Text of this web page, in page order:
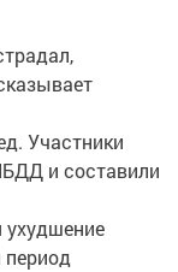
Участники
и составили
ухудшение
период